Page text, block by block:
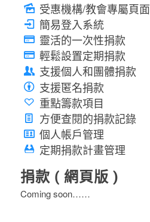
受惠機構/教會專屬頁面
簡易登入系統
靈活的一次性捐款
輕鬆設置定期捐款
支援個人和團體捐款
支援匿名捐款
重點籌款項目
方便查閱的捐款記錄
個人帳戶管理
定期捐款計畫管理
捐款 ( 網頁版 )
Coming soon……